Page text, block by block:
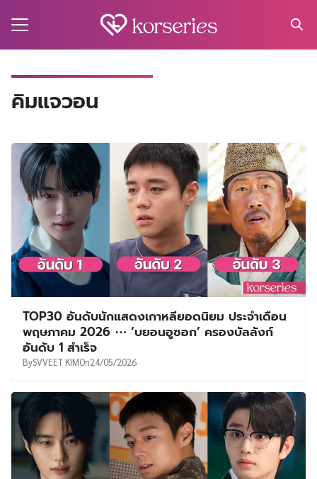
คิมแจวอน
TOP30 อันดับนักแสดงเกาหลียอดนิยม ประจำเดือน
พฤษภาคม 2026 ⋯ ‘บยอนอูซอก’ ครองบัลลังก์
อันดับ 1 สำเร็จ
BySVVEET KIMOn24/05/2026